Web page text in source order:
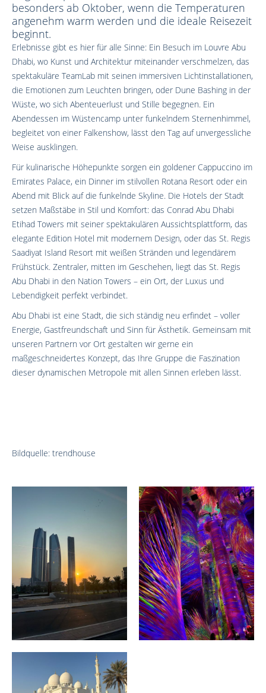
besonders ab Oktober, wenn die Temperaturen
angenehm warm werden und die ideale Reisezeit
beginnt.
Erlebnisse gibt es hier für alle Sinne: Ein Besuch im Louvre Abu
Dhabi, wo Kunst und Architektur miteinander verschmelzen, das
spektakuläre TeamLab mit seinen immersiven Lichtinstallationen,
die Emotionen zum Leuchten bringen, oder Dune Bashing in der
Wüste, wo sich Abenteuerlust und Stille begegnen. Ein
Abendessen im Wüstencamp unter funkelndem Sternenhimmel,
begleitet von einer Falkenshow, lässt den Tag auf unvergessliche
Weise ausklingen.
Für kulinarische Höhepunkte sorgen ein goldener Cappuccino im
Emirates Palace, ein Dinner im stilvollen Rotana Resort oder ein
Abend mit Blick auf die funkelnde Skyline. Die Hotels der Stadt
setzen Maßstäbe in Stil und Komfort: das Conrad Abu Dhabi
Etihad Towers mit seiner spektakulären Aussichtsplattform, das
elegante Edition Hotel mit modernem Design, oder das St. Regis
Saadiyat Island Resort mit weißen Stränden und legendärem
Frühstück. Zentraler, mitten im Geschehen, liegt das St. Regis
Abu Dhabi in den Nation Towers – ein Ort, der Luxus und
Lebendigkeit perfekt verbindet.
Abu Dhabi ist eine Stadt, die sich ständig neu erfindet – voller
Energie, Gastfreundschaft und Sinn für Ästhetik. Gemeinsam mit
unseren Partnern vor Ort gestalten wir gerne ein
maßgeschneidertes Konzept, das Ihre Gruppe die Faszination
dieser dynamischen Metropole mit allen Sinnen erleben lässt.
Bildquelle: trendhouse